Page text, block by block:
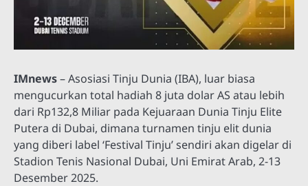
IMnews– Asosiasi Tinju Dunia (IBA), luar biasa
mengucurkan total hadiah 8 juta dolar AS atau lebih
dari Rp132,8 Miliar pada Kejuaraan Dunia Tinju Elite
Putera di Dubai, dimana turnamen tinju elit dunia
yang diberi label ‘Festival Tinju’ sendiri akan digelar di
Stadion Tenis Nasional Dubai, Uni Emirat Arab, 2-13
Desember 2025.